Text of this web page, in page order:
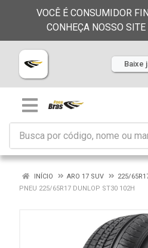
VOCÊ É CONSUMIDOR
CONHEÇA NOSSO
Baixe
INÍCIO ARO 17 SUV
225/
PNEU 225/65R17 DUNLOP ST30 102H